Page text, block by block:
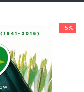
-5%